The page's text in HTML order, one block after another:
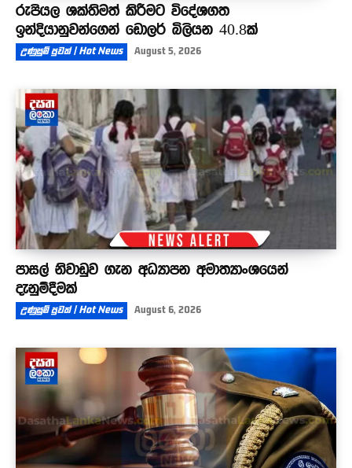
රුපියල ශක්තිමත් කිරීමට විදේශගත
ඉන්දියානුවන්ගෙන් ඩොලර් බිලියන 40.8ක්
උණුසුම් පුවත් | Hot News August 5, 2026
පාසල් නිවාඩුව ගැන අධ්‍යාපන අමාත්‍යාංශයෙන්
දැනුම්දීමක්
උණුසුම් පුවත් | Hot News August 6, 2026